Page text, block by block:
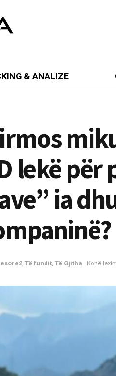
& ANALIZE
lekë për
ia
Të fundit Të Gjitha Kohë